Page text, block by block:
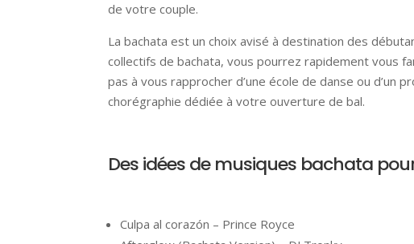
de votre couple.
La bachata est un choix avisé à destination des
collectifs de bachata, vous pourrez rapidement vous
pas à vous rapprocher d’une école de danse ou
chorégraphie dédiée à votre ouverture de bal.
Des idées de musiques bachata
Culpa al corazón – Prince Royce